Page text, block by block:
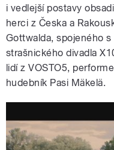
i vedlejší postavy
herci z Česka a
Gottwalda, spojeného
strašnického divadla
lidí z VOSTO5,
hudebník Pasi Mäkelä.